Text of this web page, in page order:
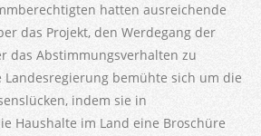
hatten ausreichende
das Projekt, den Werdegang der
das Abstimmungsverhalten zu
bemühte sich um die
indem sie in
Haushalte im Land eine Broschüre